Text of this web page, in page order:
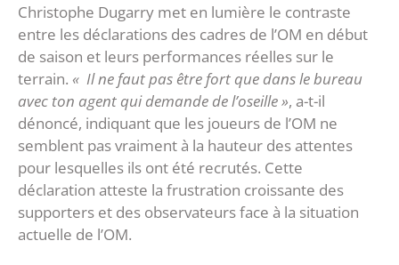
Christophe Dugarry met en lumière le contraste
entre les déclarations des cadres de l’OM en début
de saison et leurs performances réelles sur le
terrain. « Il ne faut pas être fort que dans le bureau
avec ton agent qui demande de l’oseille », a-t-il
dénoncé, indiquant que les joueurs de l’OM ne
semblent pas vraiment à la hauteur des attentes
pour lesquelles ils ont été recrutés. Cette
déclaration atteste la frustration croissante des
supporters et des observateurs face à la situation
actuelle de l’OM.